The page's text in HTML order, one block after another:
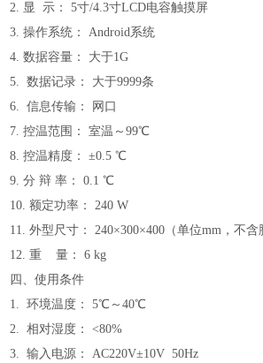
2. 显 示：
5寸/4.3寸LCD电容触摸屏
3. 操作系统： Android系统
4. 数据容量：
大于1G
5. 数据记录： 大于9999条
6. 信息传输： 网口
7. 控温范围： 室温～99℃
8. 控温精度：
±0.5 ℃
9. 分 辩 率：
0.1 ℃
10. 额定功率：
240 W
11. 外型尺寸：
240×300×400（单位mm，不含
12. 重 量：
6 kg
四、使用条件
1. 环境温度： 5℃～40℃
2. 相对湿度： <80%
3. 输入电源： AC220V±10V 50Hz